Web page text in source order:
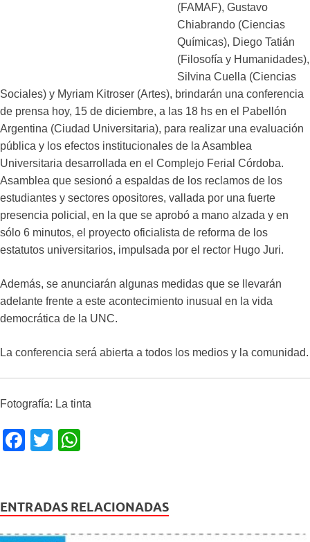
(FAMAF), Gustavo
Chiabrando (Ciencias
Químicas), Diego Tatián
(Filosofía y Humanidades),
Silvina Cuella (Ciencias
Sociales) y Myriam Kitroser (Artes), brindarán una conferencia
de prensa hoy, 15 de diciembre, a las 18 hs en el Pabellón
Argentina (Ciudad Universitaria), para realizar una evaluación
pública y los efectos institucionales de la Asamblea
Universitaria desarrollada en el Complejo Ferial Córdoba.
Asamblea que sesionó a espaldas de los reclamos de los
estudiantes y sectores opositores, vallada por una fuerte
presencia policial, en la que se aprobó a mano alzada y en
sólo 6 minutos, el proyecto oficialista de reforma de los
estatutos universitarios, impulsada por el rector Hugo Juri.
Además, se anunciarán algunas medidas que se llevarán
adelante frente a este acontecimiento inusual en la vida
democrática de la UNC.
La conferencia será abierta a todos los medios y la comunidad.
Fotografía: La tinta
F
e
b
T
er s
A
ENTRADAS RELACIONADAS